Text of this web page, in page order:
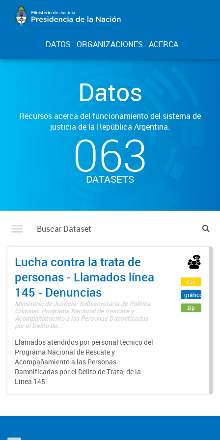
DATOS ORGANIZACIONES ACERCA
Datos
Recursos acerca del funcionamiento del sistema de
justicia de la República Argentina.
063
DATASETS
Lucha contra la trata de
personas - Llamados línea
145 - Denuncias
Ministerio de Justicia. Subsecretaría de Política
Criminal. Programa Nacional de Rescate y
Acompañamiento a las Personas Damnificadas
por el Delito de...
Llamados atendidos por personal técnico del
Programa Nacional de Rescate y
Acompañamiento a las Personas
Damnificadas por el Delito de Trata, de la
Línea 145.
csv
gráfico
zip